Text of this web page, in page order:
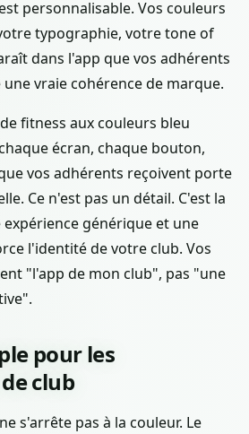
personnalisable. Vos couleurs
typographie, votre tone of
dans l'app que vos adhérents
vraie cohérence de marque.
fitness aux couleurs bleu
écran, chaque bouton,
vos adhérents reçoivent porte
Ce n'est pas un détail. C'est la
générique et une
l'identité de votre club. Vos
"l'app de mon club", pas "une
pour les
club
s'arrête pas à la couleur. Le